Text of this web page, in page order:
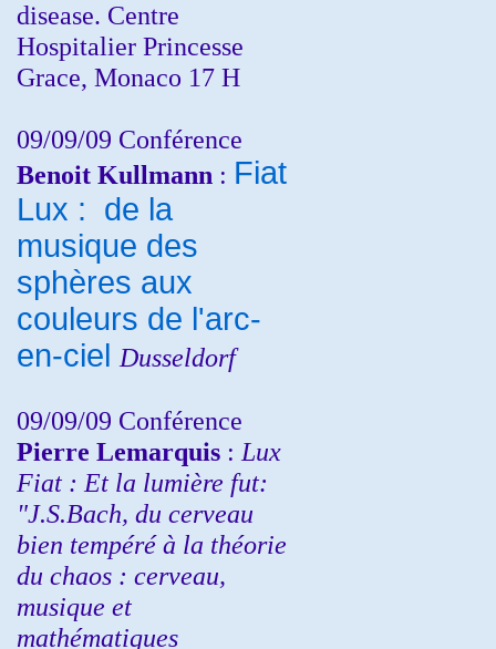
disease. Centre
Hospitalier Princesse
Grace, Monaco 17 H
09/09/09 Conférence
Benoit Kullmann : Fiat
Lux : de la
musique des
sphères aux
couleurs de l'arc-
en-ciel Dusseldorf
09/09/09 Conférence
Pierre Lemarquis : Lux
Fiat : Et la lumière fut:
"J.S.Bach, du cerveau
bien tempéré à la théorie
du chaos : cerveau,
musique et
mathématiques